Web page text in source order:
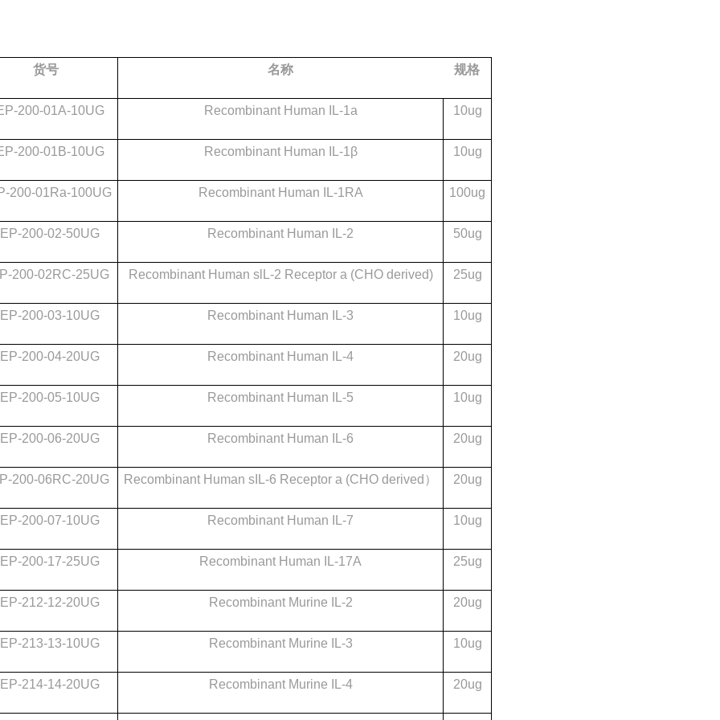
货号 名称 规格
200-01A-10UG Recombinant Human IL-1a 10ug
200-01B-10UG Recombinant Human IL-1β 10ug
200-01Ra-100UG Recombinant Human IL-1RA 100ug
200-02-50UG Recombinant Human IL-2 50ug
200-02RC-25UG Recombinant Human slL-2 Receptor a (CHO derived) 25ug
200-03-10UG Recombinant Human IL-3 10ug
200-04-20UG Recombinant Human IL-4 20ug
200-05-10UG Recombinant Human IL-5 10ug
200-06-20UG Recombinant Human IL-6 20ug
200-06RC-20UG Recombinant Human sIL-6 Receptor a (CHO derived ） 20ug
200-07-10UG Recombinant Human IL-7 10ug
200-17-25UG Recombinant Human IL-17A 25ug
212-12-20UG Recombinant Murine IL-2 20ug
213-13-10UG Recombinant Murine IL-3 10ug
214-14-20UG Recombinant Murine IL-4 20ug